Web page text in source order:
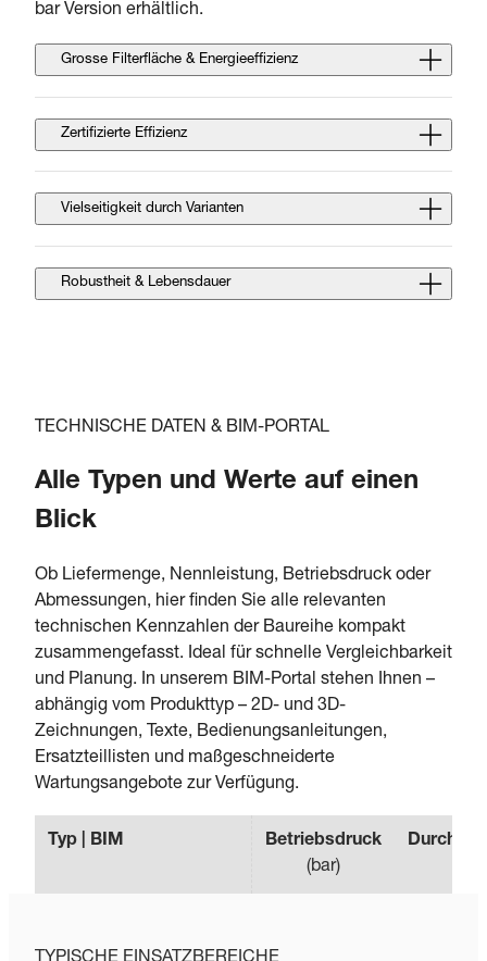
bar Version erhältlich.
Grosse Filterfläche & Energieeffizienz
Zertifizierte Effizienz
Vielseitigkeit durch Varianten
Robustheit & Lebensdauer
TECHNISCHE DATEN & BIM-PORTAL
Alle Typen und Werte auf einen
Blick
Ob Liefermenge, Nennleistung, Betriebsdruck oder
Abmessungen, hier finden Sie alle relevanten
technischen Kennzahlen der Baureihe kompakt
zusammengefasst. Ideal für schnelle Vergleichbarkeit
und Planung. In unserem BIM-Portal stehen Ihnen –
abhängig vom Produkttyp – 2D- und 3D-
Zeichnungen, Texte, Bedienungsanleitungen,
Ersatzteillisten und maßgeschneiderte
Wartungsangebote zur Verfügung.
Typ | BIM
Betriebsdruck
(bar)